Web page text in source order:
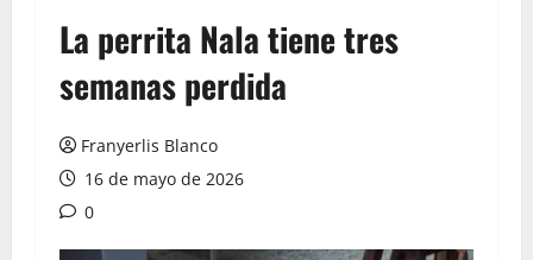
La perrita Nala tiene tres
semanas perdida
Franyerlis Blanco
16 de mayo de 2026
0